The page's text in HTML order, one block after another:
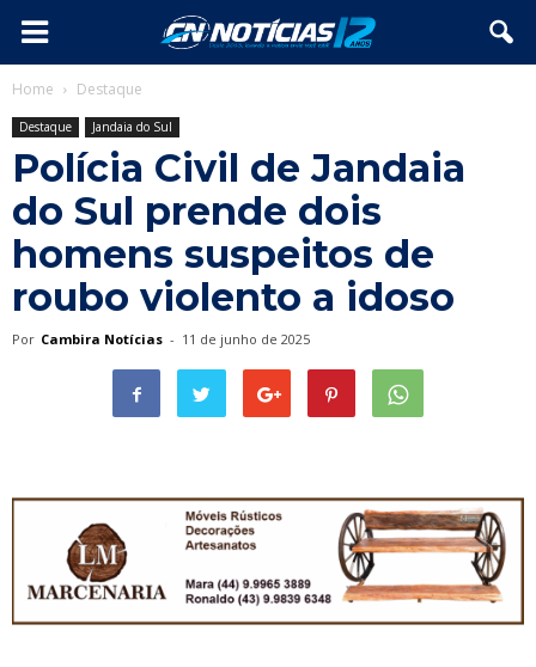
Home Destaque
Destaque Jandaia do Sul
Polícia Civil de Jandaia
do Sul prende dois
homens suspeitos de
roubo violento a idoso
Por Cambira Notícias - 11 de junho de 2025